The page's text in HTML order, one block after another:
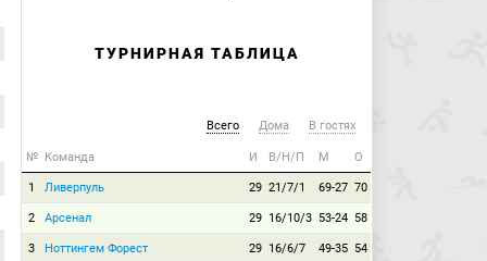
ТУРНИРНАЯ ТАБЛИЦА
Всего Дома В гостях
№ Команда И В/Н/П М О
1 Ливерпуль 29 21/7/1 69-27 70
2 Арсенал 29 16/10/3 53-24 58
3 Ноттингем Форест 29 16/6/7 49-35 54